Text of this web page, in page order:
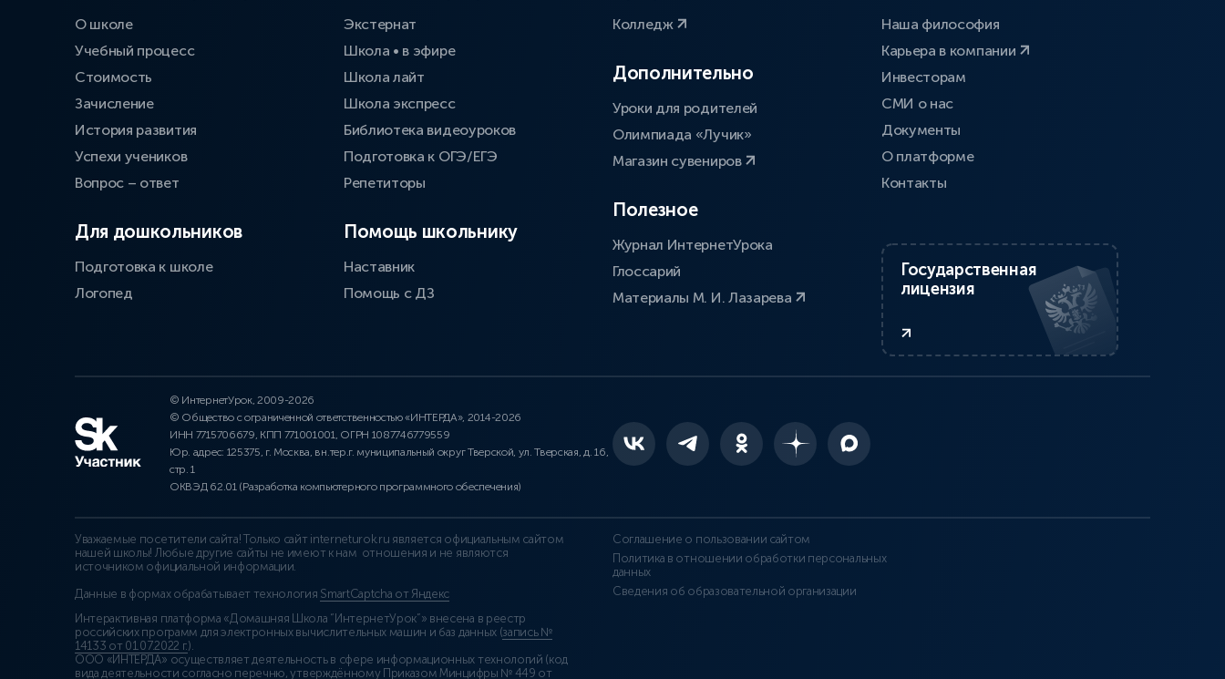
О школе
Учебный процесс
Стоимость
Зачисление
История развития
Успехи учеников
Вопрос – ответ
Для дошкольников
Подготовка к школе
Логопед
Экстернат
Школа • в эфире
Школа лайт
Школа экспресс
Библиотека видеоуроков
Подготовка к ОГЭ/ЕГЭ
Репетиторы
Помощь школьнику
Наставник
Помощь с ДЗ
Колледж
Дополнительно
Уроки для родителей
Олимпиада «Лучик»
Магазин сувениров
Полезное
Журнал ИнтернетУрока
Глоссарий
Материалы М. И. Лазарева
Наша философия
Карьера в компании
Инвесторам
СМИ о нас
Документы
О платформе
Контакты
Государственная
лицензия
© ИнтернетУрок, 2009-2026
© Общество с ограниченной ответственностью «ИНТЕРДА», 2014-2026
ИНН 7715706679, КПП 771001001, ОГРН 1087746779559
Юр. адрес: 125375, г. Москва, вн.тер.г. муниципальный округ Тверской, ул. Тверская, д. 16,
стр. 1
ОКВЭД 62.01 (Разработка компьютерного программного обеспечения)
Уважаемые посетители сайта! Только сайт interneturok.ru является официальным сайтом
нашей школы! Любые другие сайты не имеют к нам отношения и не являются
источником официальной информации.
Данные в формах обрабатывает технология SmartCaptcha от Яндекс
Интерактивная платформа «Домашняя Школа “ИнтернетУрок”» внесена в реестр
российских программ для электронных вычислительных машин и баз данных (запись №
14133 от 01.07.2022 г.).
ООО «ИНТЕРДА» осуществляет деятельность в сфере информационных технологий (код
вида деятельности согласно перечню, утверждённому Приказом Минцифры № 449 от
Соглашение о пользовании сайтом
Политика в отношении обработки персональных
данных
Сведения об образовательной организации